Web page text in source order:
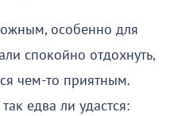
особенно для
спокойно отдохнуть,
чем-то приятным.
едва ли удастся: